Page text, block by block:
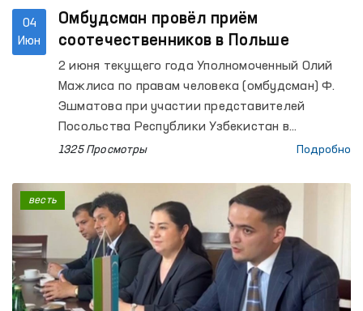
04
Июн
Омбудсман провёл приём
соотечественников в Польше
2 июня текущего года Уполномоченный Олий
Мажлиса по правам человека (омбудсман) Ф.
Эшматова при участии представителей
Посольства Республики Узбекистан в
Республике Польша провела выездную встречу
осуществляющими трудовую деятельность в
Польше.
1325 Просмотры Подробно
весть